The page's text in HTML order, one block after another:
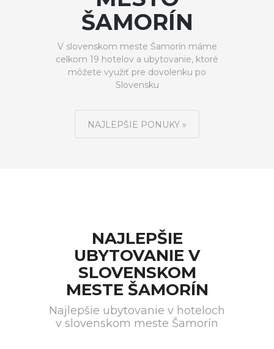
ŠAMORÍN
V slovenskom meste Šamorín máme
celkom 19 hotelov a ubytovanie, ktoré
môžete využiť pre dovolenku po
Slovensku
NAJLEPŠIE PONUKY »
NAJLEPŠIE
UBYTOVANIE V
SLOVENSKOM
MESTE ŠAMORÍN
Najlepšie ubytovanie v hoteloch
v slovenskom meste Šamorín